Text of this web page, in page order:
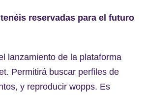
reservadas para el futuro
lanzamiento de la plataforma
Permitirá buscar perfiles de
y reproducir wopps. Es